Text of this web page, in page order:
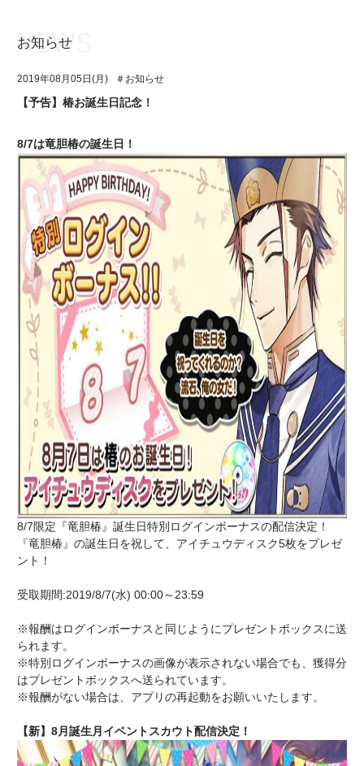
アプリゲーム
イベント・キャンペーン
ミュージック
グッズ・本
ギャラリー
ユニット&キャラクター
アプリゲーム
イベント・キャンペーン
ミュージック
グッズ・本
ギャラリー
お知らせ
2019年08月05日(月) ＃お知らせ
【予告】椿お誕生日記念！
8/7は竜胆椿の誕生日！
8/7限定『竜胆椿』誕生日特別ログインボーナスの配信決定！
『竜胆椿』の誕生日を祝して、アイチュウディスク5枚をプレゼ
ント！
受取期間:2019/8/7(水) 00:00～23:59
※報酬はログインボーナスと同じようにプレゼントボックスに送
られます。
※特別ログインボーナスの画像が表示されない場合でも、獲得分
はプレゼントボックスへ送られています。
※報酬がない場合は、アプリの再起動をお願いいたします。
【新】8月誕生月イベントスカウト配信決定！